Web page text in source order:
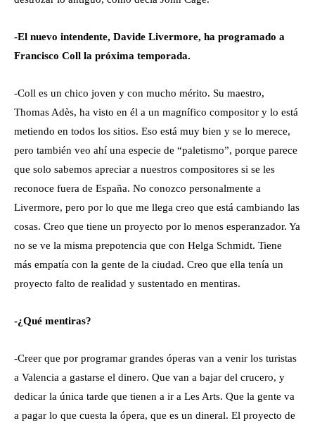
-El nuevo intendente, Davide Livermore, ha programado a
Francisco Coll la próxima temporada.
-Coll es un chico joven y con mucho mérito. Su maestro,
Thomas Adès, ha visto en él a un magnífico compositor y lo está
metiendo en todos los sitios. Eso está muy bien y se lo merece,
pero también veo ahí una especie de “paletismo”, porque parece
que solo sabemos apreciar a nuestros compositores si se les
reconoce fuera de España. No conozco personalmente a
Livermore, pero por lo que me llega creo que está cambiando las
cosas. Creo que tiene un proyecto por lo menos esperanzador. Ya
no se ve la misma prepotencia que con Helga Schmidt. Tiene
más empatía con la gente de la ciudad. Creo que ella tenía un
proyecto falto de realidad y sustentado en mentiras.
-¿Qué mentiras?
-Creer que por programar grandes óperas van a venir los turistas
a Valencia a gastarse el dinero. Que van a bajar del crucero, y
dedicar la única tarde que tienen a ir a Les Arts. Que la gente va
a pagar lo que cuesta la ópera, que es un dineral. El proyecto de